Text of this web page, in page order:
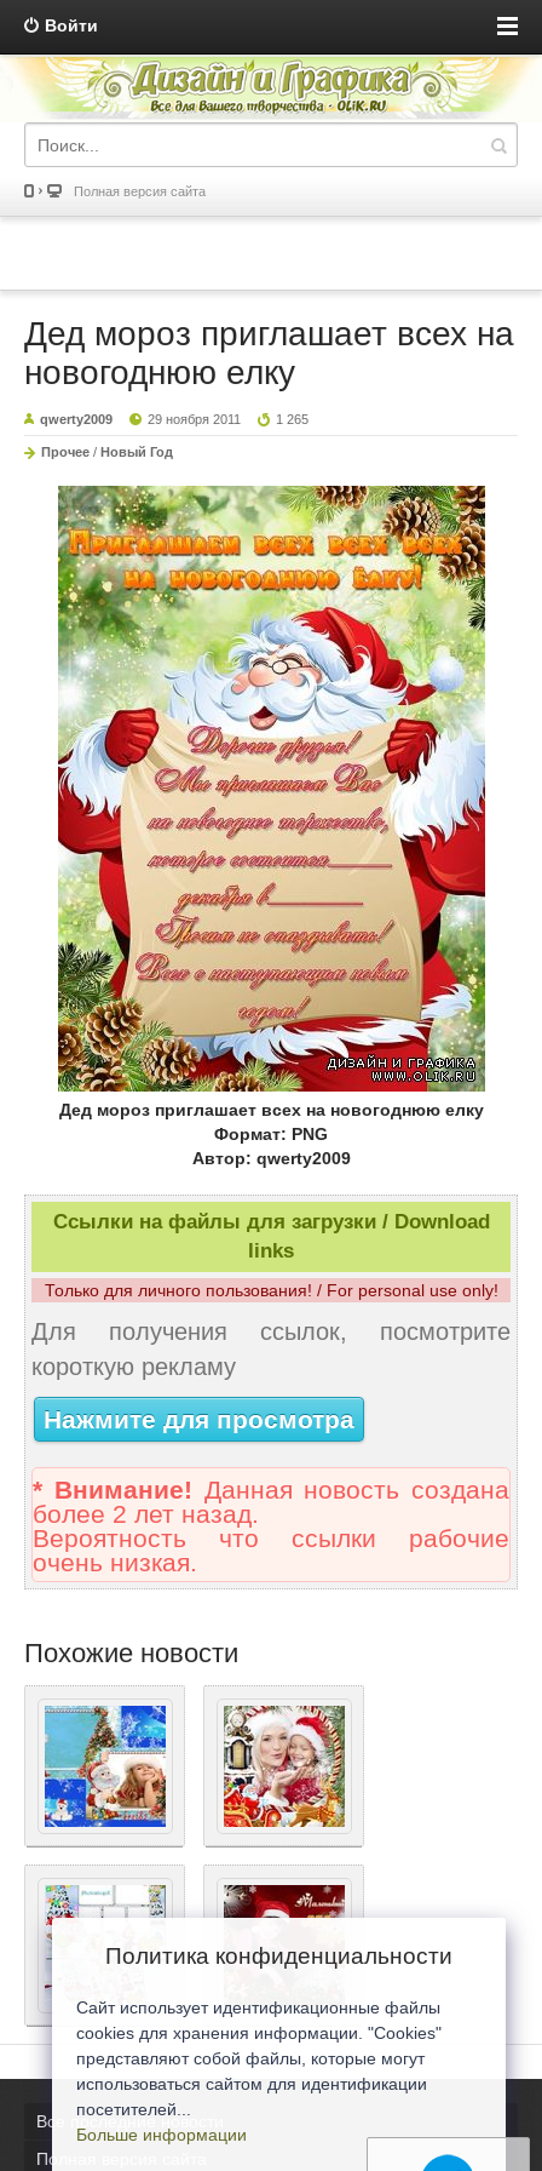
Войти
Полная версия сайта
Дед мороз приглашает всех на
новогоднюю елку
qwerty2009 29 ноября 2011 1 265
Прочее / Новый Год
Дед мороз приглашает всех на новогоднюю елку
Формат: PNG
Автор: qwerty2009
Ссылки на файлы для загрузки / Download
links
Только для личного пользования! / For personal use only!
Для получения ссылок, посмотрите
короткую рекламу
Нажмите для просмотра
* Внимание! Данная новость создана
более 2 лет назад.
Вероятность что ссылки рабочие
очень низкая.
Похожие новости
Все последние новости
Полная версия сайта
Политика конфиденциальности
Сайт использует идентификационные файлы
cookies для хранения информации. "Cookies"
представляют собой файлы, которые могут
использоваться сайтом для идентификации
посетителей...
Больше информации